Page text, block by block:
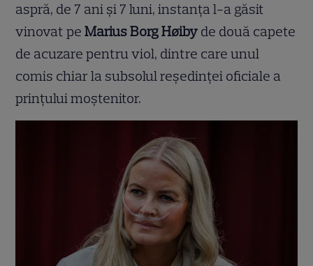
aspră, de 7 ani și 7 luni, instanța l-a găsit
vinovat peMarius Borg Høiby de două capete
de acuzare pentru viol, dintre care unul
comis chiar la subsolul reședinței oficiale a
prințului moștenitor.